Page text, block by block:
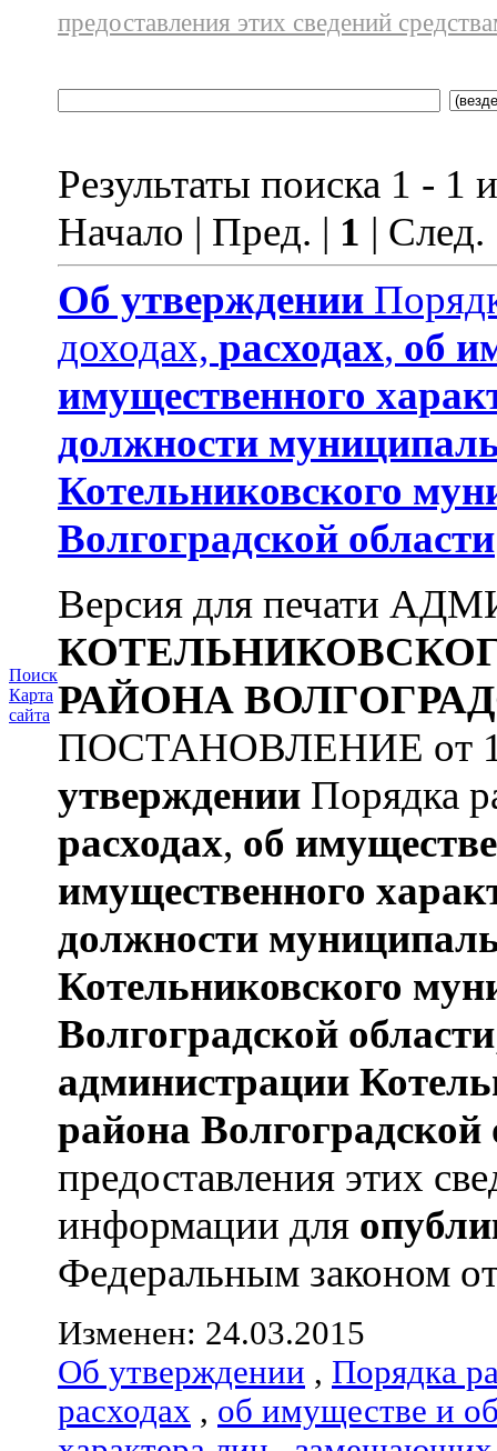
Поиск
Карта
сайта
предоставления этих сведений
Результаты поиска 1 - 1
Начало | Пред. | 1 |
Об утверждении
доходах, расходах, об
имущественного
должности
Котельниковского
Волгоградской области
Версия для печати
РАЙОНА
ПОСТАНОВЛЕНИЕ от
утверждении Порядка
расходах, об
имущественного
должности
Котельниковского
Волгоградской области
администрации
района Волгоградской
предоставления этих
информации для
Федеральным законом
Изменен: 24.03.2015
Об утверждении , Порядка
расходах , об имуществе и